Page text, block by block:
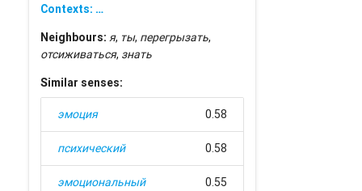
Contexts: …
Neighbours: я, ты, перегрызать,
отсиживаться, знать
Similar senses:
эмоция 0.58
психический 0.58
эмоциональный 0.55